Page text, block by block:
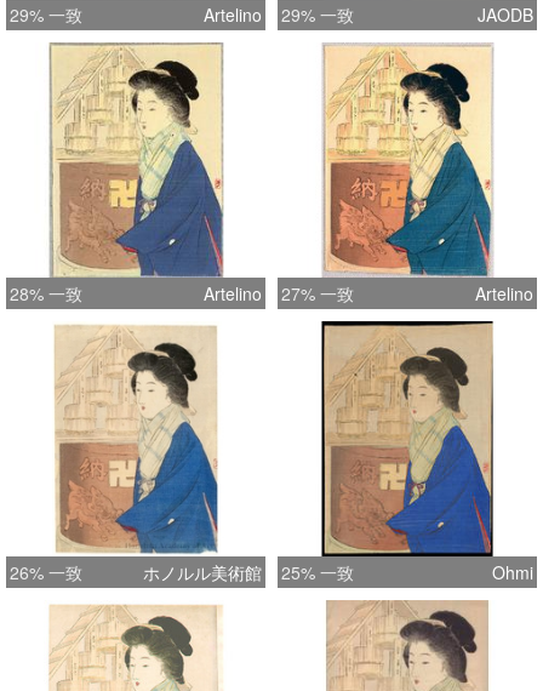
29% 一致 Artelino 29% 一致 JAODB
28% 一致 Artelino 27% 一致 Artelino
26% 一致 ホノルル美術館 25% 一致 Ohmi